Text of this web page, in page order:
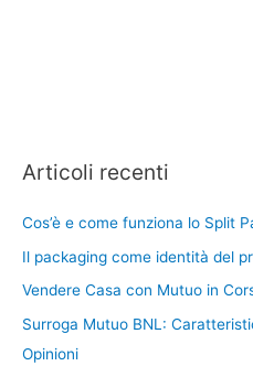
Articoli recenti
Cos’è e come funziona lo Split
Il packaging come identità del
Vendere Casa con Mutuo in
Surroga Mutuo BNL:
Opinioni